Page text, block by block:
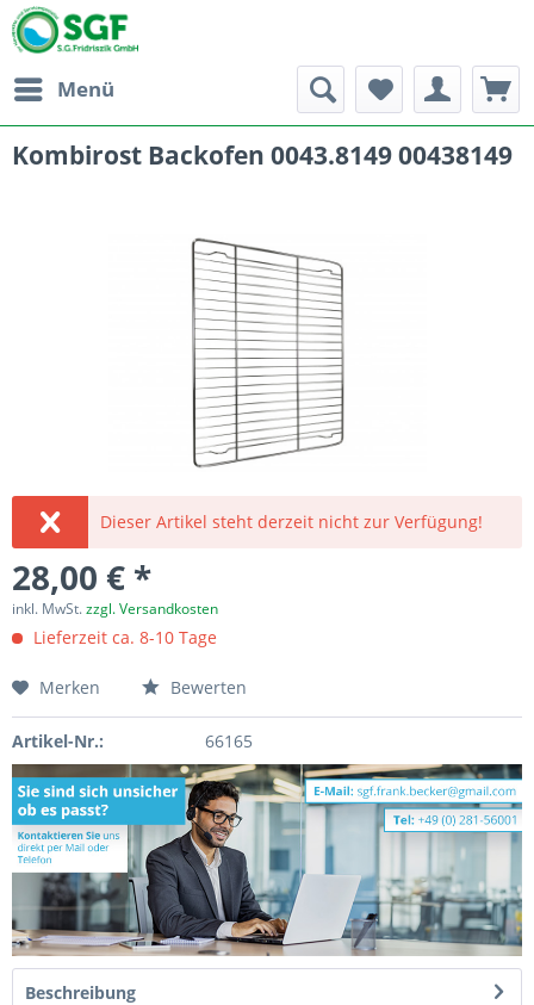
Menü
Kombirost Backofen 0043.8149 00438149
Dieser Artikel steht derzeit nicht zur Verfügung!
28,00 € *
inkl. MwSt.zzgl. Versandkosten
Lieferzeit ca. 8-10 Tage
Merken Bewerten
Artikel-Nr.: 66165
Beschreibung